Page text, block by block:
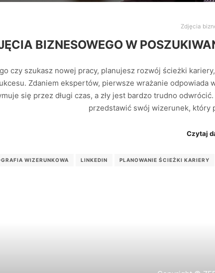
Zdjęcia
BIZNESOWEGO W
czy szukasz nowej pracy, planujesz rozwój ścieżki
Zdaniem ekspertów, pierwsze wrażanie
się przez długi czas, a zły jest bardzo trudno
przedstawić swój wizerunek, który
Czytaj
WIZERUNKOWA LINKEDIN PLANOWANIE ŚCIEŻKI KARIERY